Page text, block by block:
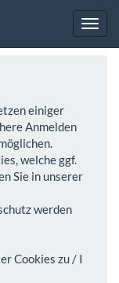
einiger
Anmelden
welche ggf.
Sie in unserer
werden
Cookies zu / I